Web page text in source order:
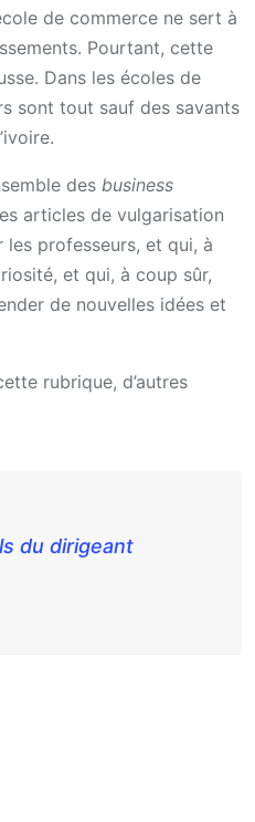
de commerce ne sert à
Pourtant, cette
Dans les écoles de
sont tout sauf des savants
des business
articles de vulgarisation
les professeurs, et qui, à
et qui, à coup sûr,
de nouvelles idées et
rubrique, d’autres
du dirigeant